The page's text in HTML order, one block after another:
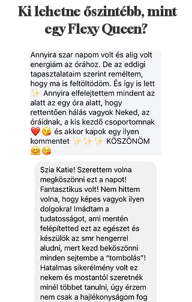
Ki lehetne őszintébb, mint
egy Flexy Queen?